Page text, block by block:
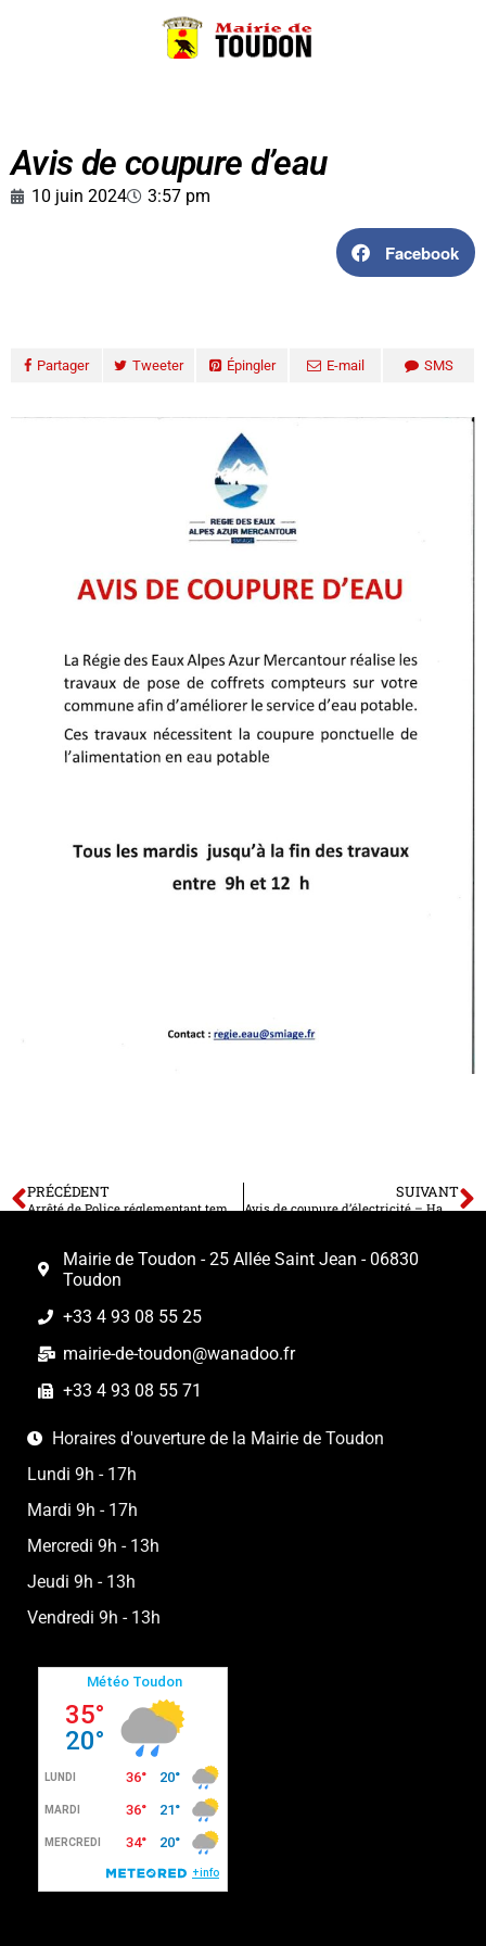
Avis de coupure d’eau
10 juin 2024 3:57 pm
Facebook
Partager Tweeter Épingler E-mail SMS
PRÉCÉDENT
Arrêté de Police réglementant temporairement la circulation et le stationnement sur la route de Roquesteron, Hameau de La Ciarvarlina
SUIVANT
Avis de coupure d’électricité – Hameau de La Ciarvarlina et route de Roquestéron
Mairie de Toudon - 25 Allée Saint Jean - 06830
Toudon
+33 4 93 08 55 25
mairie-de-toudon@wanadoo.fr
+33 4 93 08 55 71
Horaires d'ouverture de la Mairie de Toudon
Lundi 9h - 17h
Mardi 9h - 17h
Mercredi 9h - 13h
Jeudi 9h - 13h
Vendredi 9h - 13h